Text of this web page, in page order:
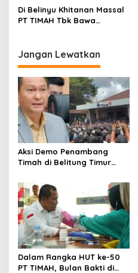
Bangka Barat
Di Belinyu Khitanan Massal
PT TIMAH Tbk Bawa
Jangan Lewatkan
Aksi Demo Penambang
Timah di Belitung Timur
XII DPR Bambang Patijaya
Dorong Perpres Segera
Diterbitkan
Dalam Rangka HUT ke-50
PT TIMAH, Bulan Bakti di